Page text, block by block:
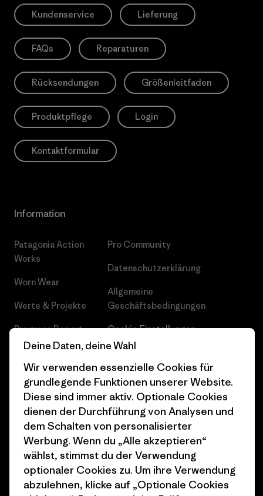
Kundenservice Lieferung
FAQs Reparaturen
Rücksendungen Größenleitfaden
Produktpflege Login
Kontaktformular
Information
Patagonia Action
Works
Worn Wear
Werte & Projekte
Progress Report
Business Unusual
Klimaziele
1% For The Planet
Wie wir finanzieren
Geschenkgutscheine
Stores in deiner
Nähe
Pro Community
Datenschutzerklärung
Allgemeine
Geschäftsbedingungen
Cookie Einstellungen
Karriere
Pressekontakt
Industry program
Affiliate-Programm
Patagonia Österreich
Seitenverzeichnis
Deine Daten, deine Wahl
Wir verwenden essenzielle Cookies für
grundlegende Funktionen unserer Website.
Diese sind immer aktiv. Optionale Cookies
dienen der Durchführung von Analysen und
dem Schalten von personalisierter
Werbung. Wenn du „Alle akzeptieren“
wählst, stimmst du der Verwendung
optionaler Cookies zu. Um ihre Verwendung
abzulehnen, klicke auf „Optionale Cookies